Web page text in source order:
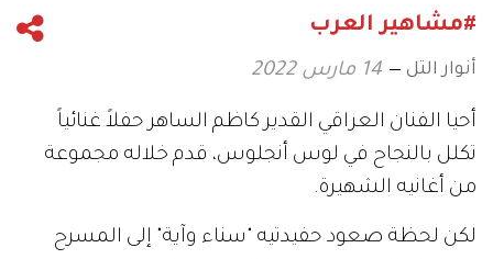
#مشاهير العرب
أنوار التل 14 مارس 2022
أحيا الفنان العراقي القدير كاظم الساهر حفلاً غنائياً
تكلل بالنجاح في لوس أنجلوس، قدم خلاله مجموعة
من أغانيه الشهيرة.
لكن لحظة صعود حفيدتيه "سناء وآية" إلى المسرح